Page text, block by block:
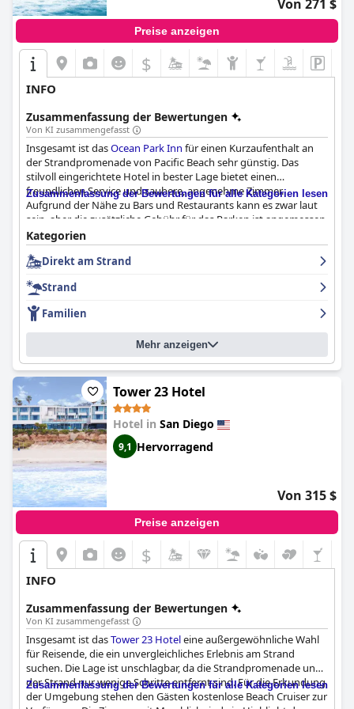
Von 271 $
Preise anzeigen
$
INFO
Zusammenfassung der Bewertungen
Von KI zusammengefasst
Insgesamt ist dasOcean Park Inn für einen Kurzaufenthalt an
der Strandpromenade von Pacific Beach sehr günstig. Das
stilvoll eingerichtete Hotel in bester Lage bietet einen
freundlichen Service und saubere, angenehme Zimmer.
Aufgrund der Nähe zu Bars und Restaurants kann es zwar laut
sein, aber die zusätzliche Gebühr für das Parken ist angemessen.
Das Frühstück könnte besser sein, und das Hotel liegt nicht im
Stadtzentrum, aber in der Umgebung gibt es trotzdem viel zu
erleben. Der Pool und der Spa-Bereich könnten wärmer sein,
Wochenendausflug.
Zusammenfassung der Bewertungen für alle Kategorien lesen
Kategorien
Direkt am Strand
Strand
Familien
Mehr anzeigen
Tower 23 Hotel
Hotel in San Diego
9,1 Hervorragend
Von 315 $
Preise anzeigen
$
INFO
Zusammenfassung der Bewertungen
Von KI zusammengefasst
Insgesamt ist dasTower 23 Hoteleine außergewöhnliche Wahl
für Reisende, die ein unvergleichliches Erlebnis am Strand
suchen. Die Lage ist unschlagbar, da die Strandpromenade und
der Strand nur wenige Schritte entfernt sind. Für die Erkundung
der Umgebung stehen den Gästen kostenlose Beach Cruiser zur
Zusammenfassung der Bewertungen für alle Kategorien lesen